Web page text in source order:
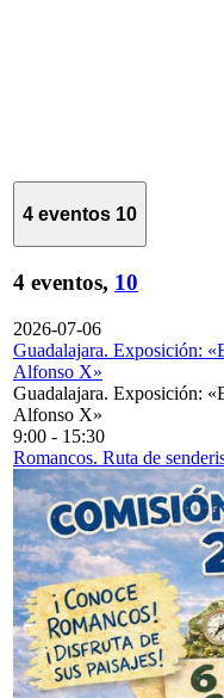
4 eventos 10
4 eventos, 10
2026-07-06
Guadalajara. Exposición:
Alfonso X»
Guadalajara. Exposición:
Alfonso X»
9:00 - 15:30
Romancos. Ruta de